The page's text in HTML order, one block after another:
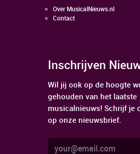
Over MusicalNieuws.nl
Contact
Inschrijven
Wil jij ook op de hoogte
gehouden van het laatste
musicalnieuws! Schrijf je
op onze nieuwsbrief.